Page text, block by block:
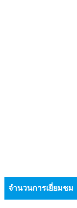
จำนวนการเยี่ยมชม